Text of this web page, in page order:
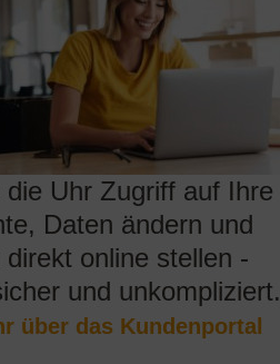
die Uhr Zugriff auf Ihre
Daten ändern und
direkt online stellen -
und unkompliziert.